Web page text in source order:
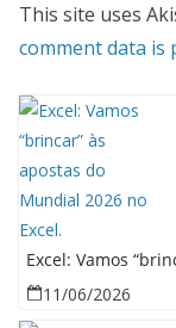
This site uses
comment data is
Excel: Vamos
11/06/2026